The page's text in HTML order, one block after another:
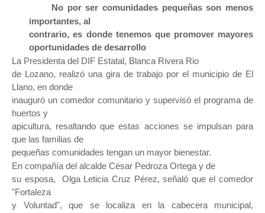
No por ser comunidades pequeñas son menos
importantes, al
contrario, es donde tenemos que promover mayores
oportunidades de desarrollo
La Presidenta del DIF Estatal, Blanca Rivera Rio
de Lozano, realizó una gira de trabajo por el municipio de El
Llano, en donde
inauguró un comedor comunitario y supervisó el programa de
huertos y
apicultura, resaltando que estas acciones se impulsan para
que las familias de
pequeñas comunidades tengan un mayor bienestar.
En compañía del alcalde César Pedroza Ortega y de
su esposa,  Olga Leticia Cruz Pérez, señaló que el comedor
"Fortaleza
y Voluntad", que se localiza en la cabecera municipal,